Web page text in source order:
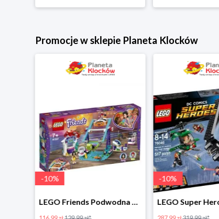
Promocje w sklepie Planeta Klocków
-10%
LEGO Friends Podwodna Frajda w super cenie
-10%